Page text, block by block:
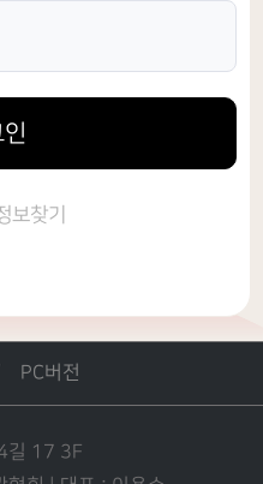
보찾기
PC버전
길 17 3F